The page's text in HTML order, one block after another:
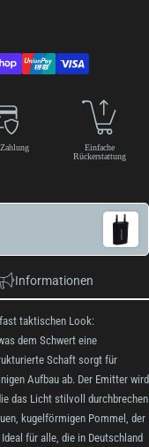
Einfache
Rückerstattung
Informationen
taktischen Look:
dem Schwert eine
Schaft sorgt für
Aufbau ab. Der Emitter wird
das Licht stilvoll durchbrechen
kugelförmigen Pommel, der
für alle, die in Deutschland